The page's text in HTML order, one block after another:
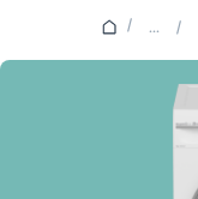
/ ... /